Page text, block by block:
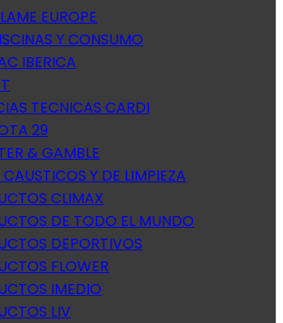
EUROPE
Y CONSUMO
IBERICA
TECNICAS CARDI
29
& GAMBLE
Y DE LIMPIEZA
CLIMAX
DE TODO EL MUNDO
DEPORTIVOS
FLOWER
IMEDIO
LIV